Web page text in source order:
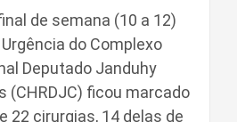
de semana (10 a 12)
do Complexo
Deputado Janduhy
(CHRDJC) ficou marcado
22 cirurgias, 14 delas de